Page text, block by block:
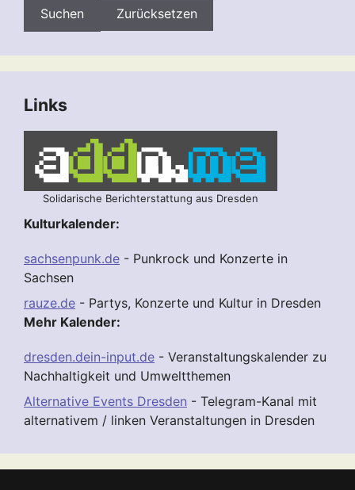
Zurücksetzen
Links
Solidarische Berichterstattung aus Dresden
Kulturkalender:
sachsenpunk.de - Punkrock und Konzerte in
Sachsen
rauze.de - Partys, Konzerte und Kultur in Dresden
Mehr Kalender:
dresden.dein-input.de - Veranstaltungskalender zu
Nachhaltigkeit und Umweltthemen
Alternative Events Dresden - Telegram-Kanal mit
alternativem / linken Veranstaltungen in Dresden